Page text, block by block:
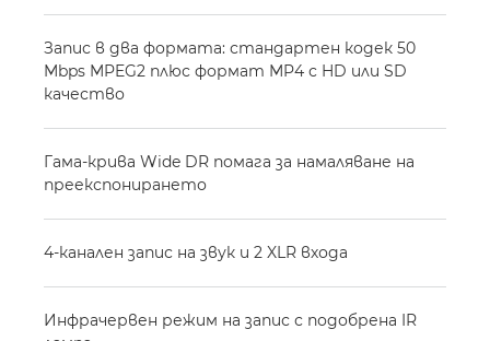
Запис в два формата: стандартен кодек 50
Mbps MPEG2 плюс формат MP4 с HD или SD
качество
Гама-крива Wide DR помага за намаляване на
преекспонирането
4-канален запис на звук и 2 XLR входа
Инфрачервен режим на запис с подобрена IR